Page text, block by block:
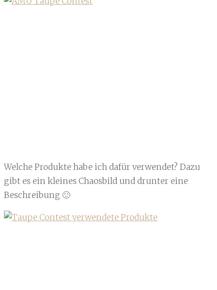
Welche Produkte habe ich dafür verwendet? Dazu
gibt es ein kleines Chaosbild und drunter eine
Beschreibung 🙂